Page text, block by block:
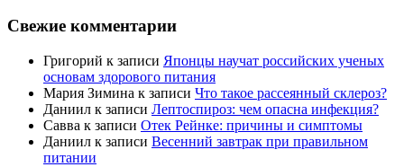
Свежие комментарии
Григорий к записи Японцы научат российских ученых
основам здорового питания
Мария Зимина к записи Что такое рассеянный склероз?
Даниил к записи Лептоспироз: чем опасна инфекция?
Савва к записи Отек Рейнке: причины и симптомы
Даниил к записи Весенний завтрак при правильном
питании